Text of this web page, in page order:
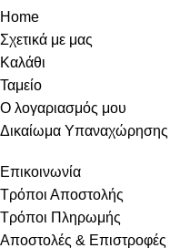
Home
Σχετικά με μας
Καλάθι
Ταμείο
Ο λογαριασμός μου
Δικαίωμα Υπαναχώρησης
Επικοινωνία
Τρόποι Αποστολής
Τρόποι Πληρωμής
Αποστολές & Επιστροφές